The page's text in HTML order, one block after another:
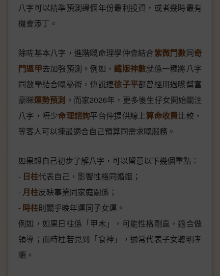
八字可以精準預測邊個年份最利投資，或者幾時最有
機會添丁。
除咗基本八字，進階嘅命理學仲會結合紫微鬥數同奇
門遁甲去加強預測。例如，鐵版神數就係一種將八字
同數學結合嘅秘術，傳說連徐子平都曾經用過嚟幫富
豪睇運勢預測 。而家2026年，更多後生仔女開始關注
八字，唔少命理諮詢平台仲提供線上算命收費比較，
等客人可以揀最適合自己預算同需求嘅服務。
如果想自己初步了解八字，可以留意以下幾個重點：
- 日柱代表自己，影響性格同婚姻；
- 月柱反映事業同家庭關係；
- 時柱則關乎晚年運同子女運。
例如，如果日柱係「甲木」，可能性格剛直，適合做
領導；而時柱若見到「食神」，通常代表子女聰明孝
順。